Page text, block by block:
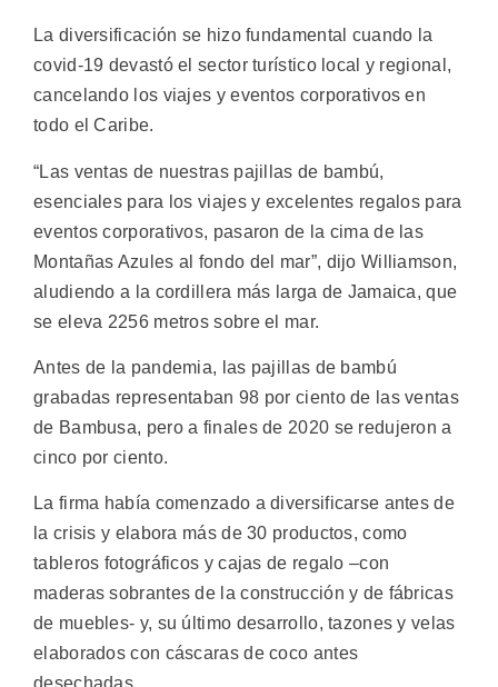
La diversificación se hizo fundamental cuando la
covid-19 devastó el sector turístico local y regional,
cancelando los viajes y eventos corporativos en
todo el Caribe.
“Las ventas de nuestras pajillas de bambú,
esenciales para los viajes y excelentes regalos para
eventos corporativos, pasaron de la cima de las
Montañas Azules al fondo del mar”, dijo Williamson,
aludiendo a la cordillera más larga de Jamaica, que
se eleva 2256 metros sobre el mar.
Antes de la pandemia, las pajillas de bambú
grabadas representaban 98 por ciento de las ventas
de Bambusa, pero a finales de 2020 se redujeron a
cinco por ciento.
La firma había comenzado a diversificarse antes de
la crisis y elabora más de 30 productos, como
tableros fotográficos y cajas de regalo –con
maderas sobrantes de la construcción y de fábricas
de muebles- y, su último desarrollo, tazones y velas
elaborados con cáscaras de coco antes